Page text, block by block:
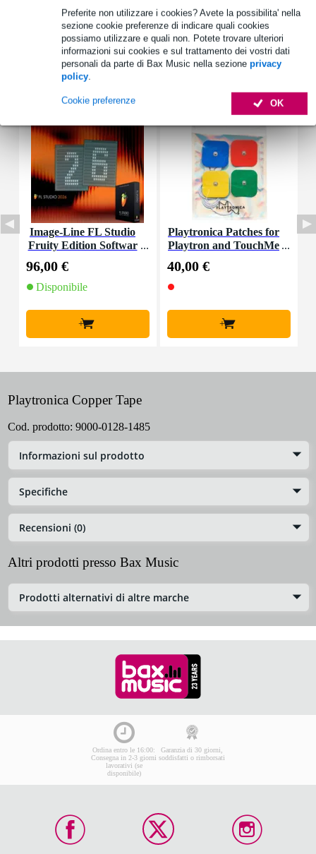
Preferite non utilizzare i cookies? Avete la possibilita' nella
sezione cookie preferenze di indicare quali cookies
possiamo utilizzare e quali non. Potete trovare ulteriori
informazioni sui cookies e sul trattamento dei vostri dati
personali da parte di Bax Music nella sezione privacy
policy.
OK
Cookie preferenze
può essere tagliato
Specifiche complete
Accessori (5)
Image-Line FL Studio
Fruity Edition Softwar
96,00 €
Disponibile
+
Playtronica Patches for
Playtron and TouchMe
40,00 €
+
Playtronica Copper Tape
Cod. prodotto: 9000-0128-1485
Informazioni sul prodotto
Specifiche
Recensioni (0)
Altri prodotti presso Bax Music
Prodotti alternativi di altre marche
Ordina entro le 16:00:
Consegna in 2-3 giorni
lavorativi (se
disponibile)
Garanzia di 30 giorni,
soddisfatti o rimborsati